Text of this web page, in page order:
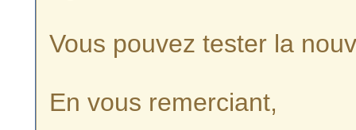
Vous pouvez tester la
En vous remerciant,